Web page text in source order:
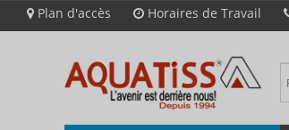
Plan d'accès Horaires de Travail